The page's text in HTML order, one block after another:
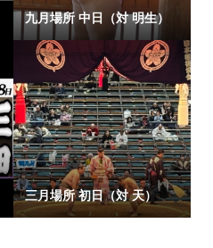
九月場所 中日（対 明生）
三月場所 初日（対 天）